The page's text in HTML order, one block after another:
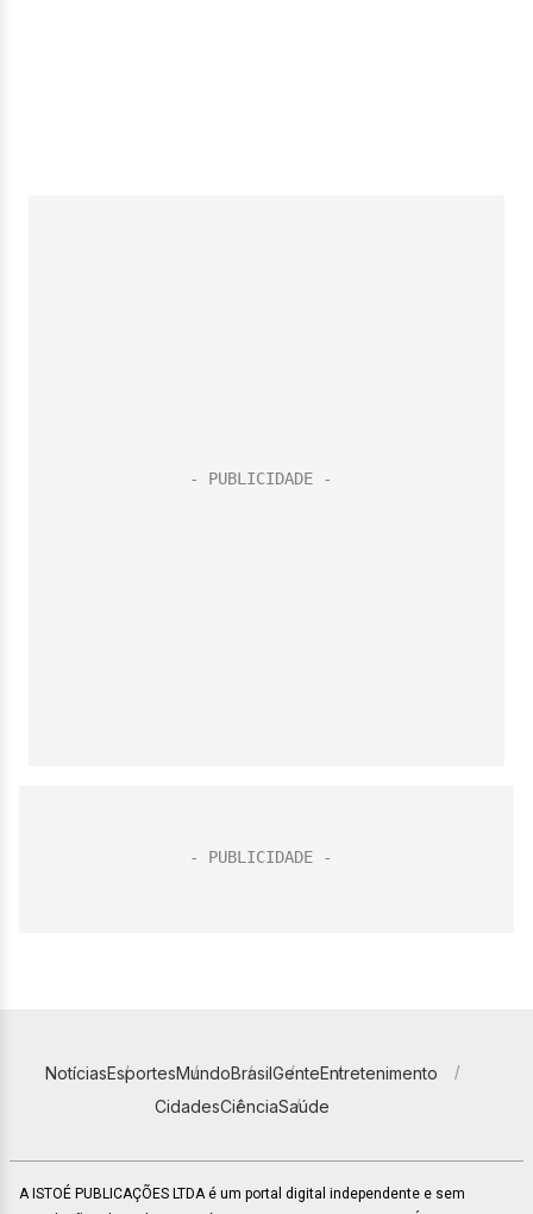
NotíciasEsportesMundoBrasilGenteEntretenimento
CidadesCiênciaSaúde
A ISTOÉ PUBLICAÇÕES LTDA é um portal digital independente e sem